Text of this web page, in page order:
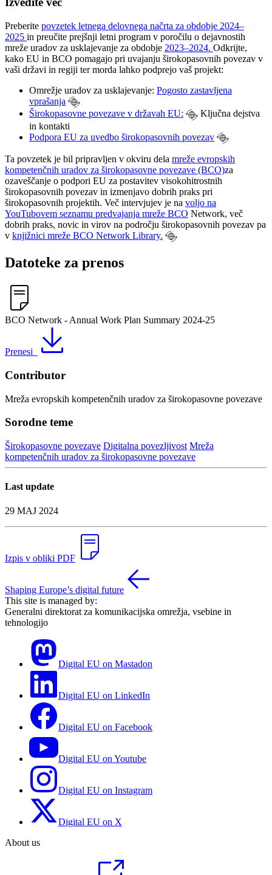
Preberite povzetek letnega delovnega načrta za obdobje 2024–
2025 in preučite prejšnji letni program v poročilu o dejavnostih
mreže uradov za usklajevanje za obdobje 2023–2024. Odkrijte,
kako EU in BCO pomagajo pri uvajanju širokopasovnih povezav v
vaši državi in regiji ter morda lahko podprejo vaš projekt:
Omrežje uradov za usklajevanje: Pogosto zastavljena
vprašanja
Širokopasovne povezave v državah EU:
Ključna dejstva
in kontakti
Podpora EU za uvedbo širokopasovnih povezav
Ta povzetek je bil pripravljen v okviru dela mreže evropskih
kompetenčnih uradov za širokopasovne povezave (BCO)za
ozaveščanje o podpori EU za postavitev visokohitrostnih
širokopasovnih povezav in izmenjavo dobrih praks pri
širokopasovnih projektih. Več intervjujev je na voljo na
YouTubovem seznamu predvajanja mreže BCO Network, več
dobrih praks, novic in virov na področju širokopasovnih povezav pa
v knjižnici mreže BCO Network Library.
Datoteke za prenos
BCO Network - Annual Work Plan Summary 2024-25
Prenesi
Contributor
Mreža evropskih kompetenčnih uradov za širokopasovne povezave
Sorodne teme
Širokopasovne povezave Digitalna povezljivost Mreža
kompetenčnih uradov za širokopasovne povezave
Last update
29 MAJ 2024
Izpis v obliki PDF
Shaping Europe’s digital future
This site is managed by:
Generalni direktorat za komunikacijska omrežja, vsebine in
tehnologijo
Digital EU on Mastadon
Digital EU on LinkedIn
Digital EU on Facebook
Digital EU on Youtube
Digital EU on Instagram
Digital EU on X
About us